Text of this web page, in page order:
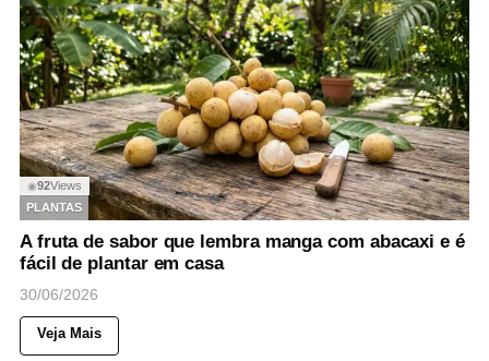
◉92Views
PLANTAS
A fruta de sabor que lembra manga com abacaxi e é
fácil de plantar em casa
30/06/2026
Veja Mais